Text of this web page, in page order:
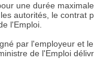
une durée
autorités, le contrat
l'Emploi.
par l'employeur et
de l'Emploi